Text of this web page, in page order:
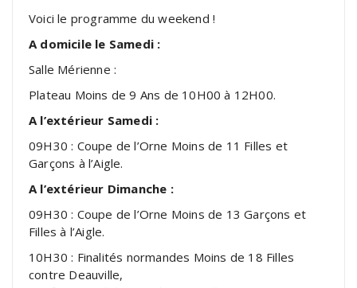
Voici le programme du weekend !
A domicile le Samedi :
Salle Mérienne :
Plateau Moins de 9 Ans de 10H00 à 12H00.
A l’extérieur Samedi :
09H30 : Coupe de l’Orne Moins de 11 Filles et
Garçons à l’Aigle.
A l’extérieur Dimanche :
09H30 : Coupe de l’Orne Moins de 13 Garçons et
Filles à l’Aigle.
10H30 : Finalités normandes Moins de 18 Filles
contre Deauville,